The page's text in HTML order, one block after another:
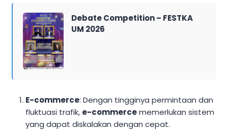
Debate Competition – FESTKA
UM 2026
E-commerce: Dengan tingginya permintaan dan
fluktuasi trafik, e-commercememerlukan sistem
yang dapat diskalakan dengan cepat.